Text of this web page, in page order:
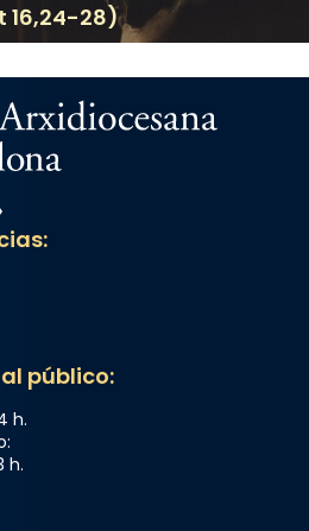
16,24-28)
Cristiana
público:
h.
h.